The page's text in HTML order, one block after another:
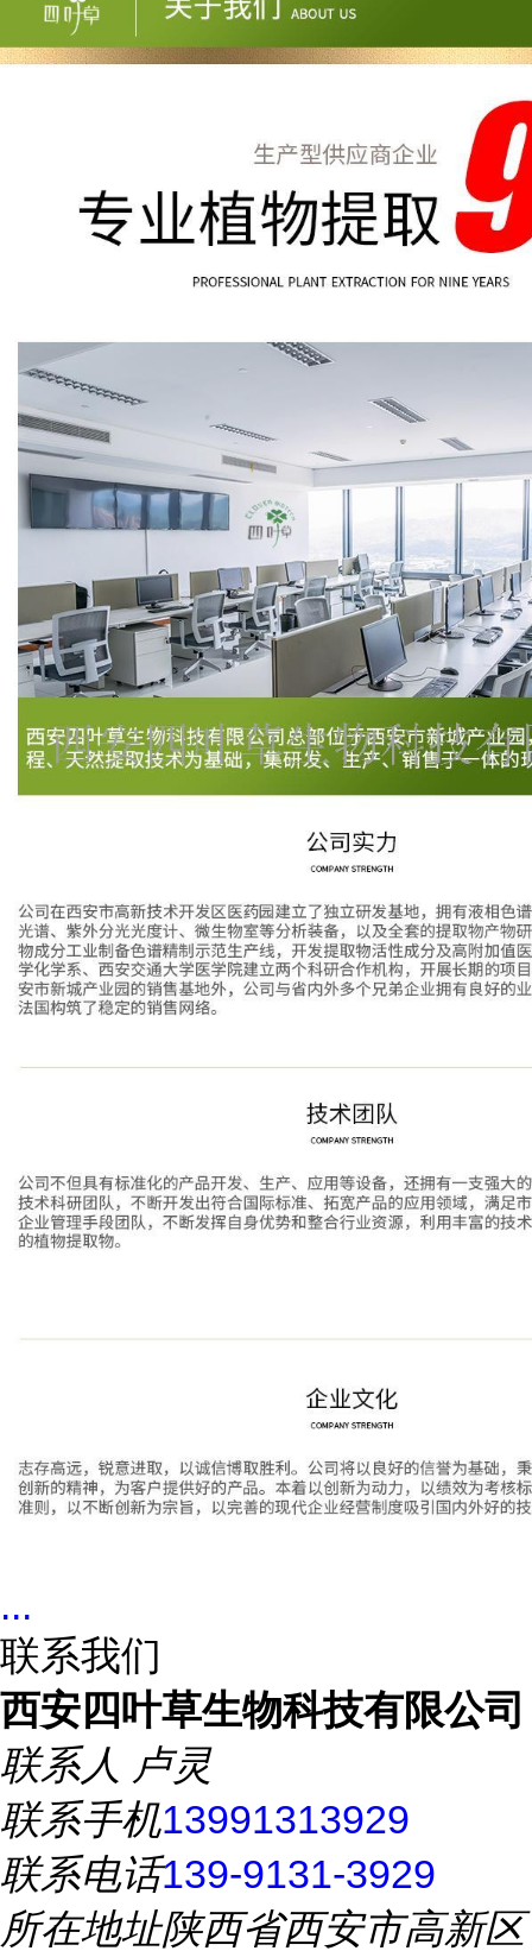
...
联系我们
西安四叶草生物科技有限公司
联系人 卢灵
联系手机13991313929
联系电话139-9131-3929
所在地址陕西省西安市高新区